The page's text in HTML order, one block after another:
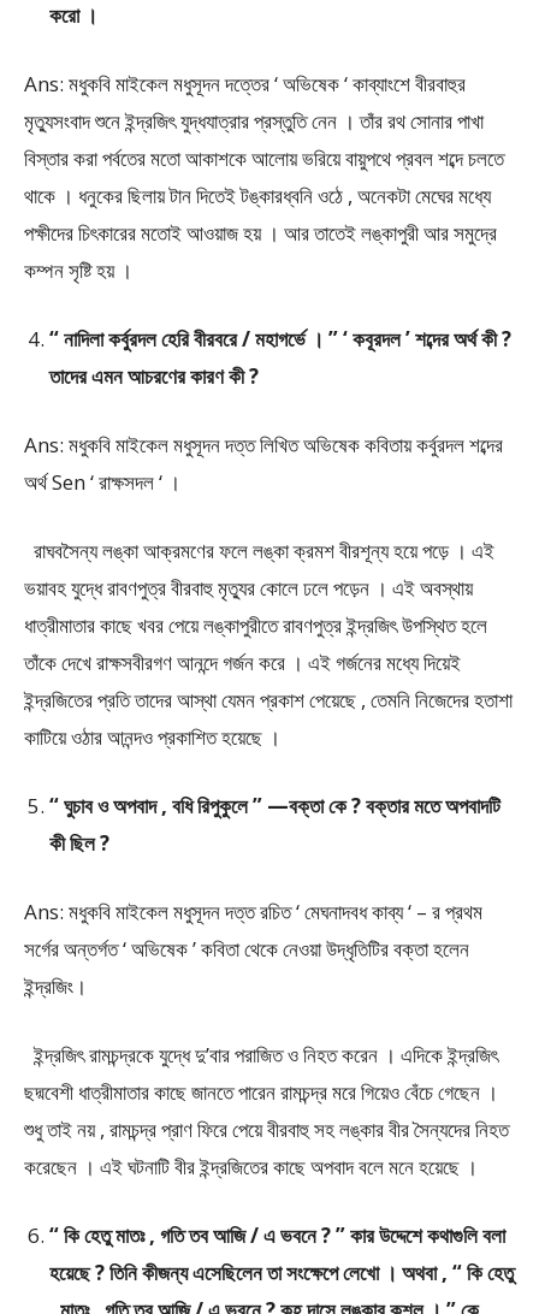
করো ।
Ans: মধুকবি মাইকেল মধুসূদন দত্তের ‘ অভিষেক ‘ কাব্যাংশে বীরবাহুর
মৃত্যুসংবাদ শুনে ইন্দ্রজিৎ যুদ্ধযাত্রার প্রস্তুতি নেন । তাঁর রথ সোনার পাখা
বিস্তার করা পর্বতের মতো আকাশকে আলোয় ভরিয়ে বায়ুপথে প্রবল শব্দে চলতে
থাকে । ধনুকের ছিলায় টান দিতেই টঙ্কারধ্বনি ওঠে , অনেকটা মেঘের মধ্যে
পক্ষীদের চিৎকারের মতোই আওয়াজ হয় । আর তাতেই লঙ্কাপুরী আর সমুদ্রে
কম্পন সৃষ্টি হয় ।
“ নাদিলা কর্বুরদল হেরি বীরবরে / মহাগর্ভে । ” ‘ কবূরদল ’ শব্দের অর্থ কী ?
তাদের এমন আচরণের কারণ কী ?
Ans: মধুকবি মাইকেল মধুসূদন দত্ত লিখিত অভিষেক কবিতায় কর্বুরদল শব্দের
অর্থ Sen ‘ রাক্ষসদল ‘ ।
রাঘবসৈন্য লঙ্কা আক্রমণের ফলে লঙ্কা ক্রমশ বীরশূন্য হয়ে পড়ে । এই
ভয়াবহ যুদ্ধে রাবণপুত্র বীরবাহু মৃত্যুর কোলে ঢলে পড়েন । এই অবস্থায়
ধাত্রীমাতার কাছে খবর পেয়ে লঙ্কাপুরীতে রাবণপুত্র ইন্দ্রজিৎ উপস্থিত হলে
তাঁকে দেখে রাক্ষসবীরগণ আনন্দে গর্জন করে । এই গর্জনের মধ্যে দিয়েই
ইন্দ্রজিতের প্রতি তাদের আস্থা যেমন প্রকাশ পেয়েছে , তেমনি নিজেদের হতাশা
কাটিয়ে ওঠার আনন্দও প্রকাশিত হয়েছে ।
“ ঘুচাব ও অপবাদ , বধি রিপুকুলে ” —বক্তা কে ? বক্তার মতে অপবাদটি
কী ছিল ?
Ans: মধুকবি মাইকেল মধুসূদন দত্ত রচিত ‘ মেঘনাদবধ কাব্য ‘ – র প্রথম
সর্গের অন্তর্গত ‘ অভিষেক ’ কবিতা থেকে নেওয়া উদ্ধৃতিটির বক্তা হলেন
ইন্দ্রজিং।
ইন্দ্রজিৎ রামচন্দ্রকে যুদ্ধে দু’বার পরাজিত ও নিহত করেন । এদিকে ইন্দ্রজিৎ
ছদ্মবেশী ধাত্রীমাতার কাছে জানতে পারেন রামচন্দ্র মরে গিয়েও বেঁচে গেছেন ।
শুধু তাই নয় , রামচন্দ্র প্রাণ ফিরে পেয়ে বীরবাহু সহ লঙ্কার বীর সৈন্যদের নিহত
করেছেন । এই ঘটনাটি বীর ইন্দ্রজিতের কাছে অপবাদ বলে মনে হয়েছে ।
“ কি হেতু মাতঃ , গতি তব আজি / এ ভবনে ? ” কার উদ্দেশে কথাগুলি বলা
হয়েছে ? তিনি কীজন্য এসেছিলেন তা সংক্ষেপে লেখো । অথবা , “ কি হেতু